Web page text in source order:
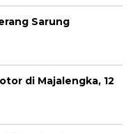
Sarung
di Majalengka, 12